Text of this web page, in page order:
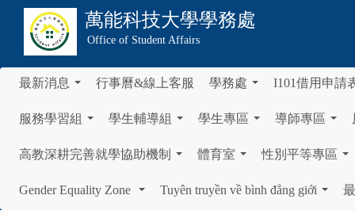
萬能科技大學學務處
Office of Student Affairs
最新消息 行事曆&線上客服 學務處 I101借用申請
服務學習組 學生輔導組 學生專區 導師專區
高教深耕完善就學協助機制 體育室 性別平等專區
Gender Equality Zone
Tuyên truyền về bình đẳng giới